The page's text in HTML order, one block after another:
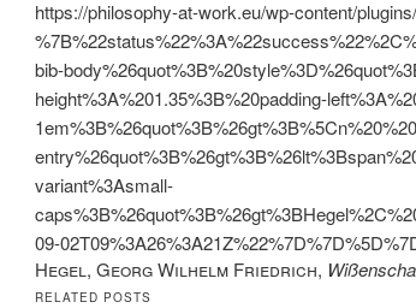
https://philosophy-at-work.eu/wp-content/
bib-
height%3A%201.35%3B%20padding-
variant%3Asmall-
09-
Hegel, Georg Wilhelm Friedrich,
RELATED POSTS